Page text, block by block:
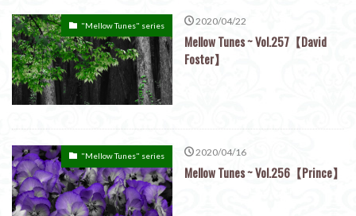
"Mellow Tunes" series 2020/04/22
Mellow Tunes ~ Vol.257【David
Foster】
"Mellow Tunes" series 2020/04/16
Mellow Tunes ~ Vol.256【Prince】